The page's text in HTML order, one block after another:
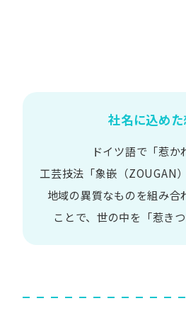
社名に込めた
ドイツ語で​「惹か
工芸技法​「象嵌​（ZOUGAN
地域の​異質な​ものを​組み合
ことで、 世の​中を​「惹き